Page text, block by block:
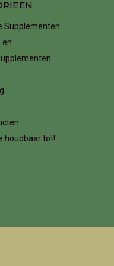
Supplementen
en
houdbaar tot!